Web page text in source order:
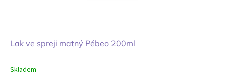
Lak ve spreji matný Pébeo 200ml
Skladem